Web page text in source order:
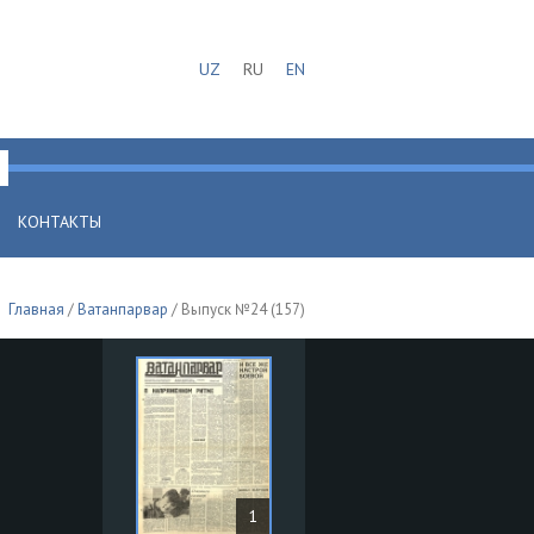
UZ RU EN
КОНТАКТЫ
Главная /Ватанпарвар / Выпуск №24 (157)
1